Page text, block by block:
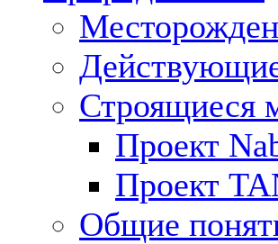
Строящиеся
Проект
Проект
Общие